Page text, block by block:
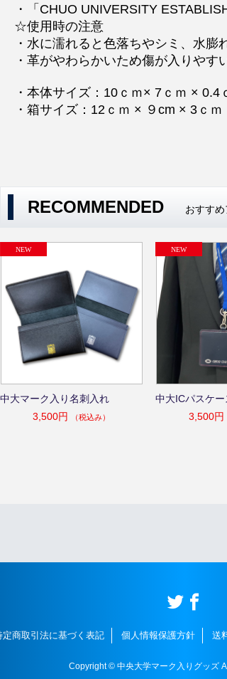
・「CHUO UNIVERSITY
☆使用時の注意
・水に濡れると色落ちやシミ、水膨
・革がやわらかいため傷が入りやす
・本体サイズ：10ｃｍ× 7ｃｍ × 0.4
・箱サイズ：12ｃｍ × ９cm × 3ｃｍ
RECOMMENDED おすす
中大マーク入り名刺入れ
3,500円
（税込み）
中大ICパスケー
3,500円
定商取引法に基づく表記 個人情報保護方針 送
Copyright © 中央大学マーク入りグッズ